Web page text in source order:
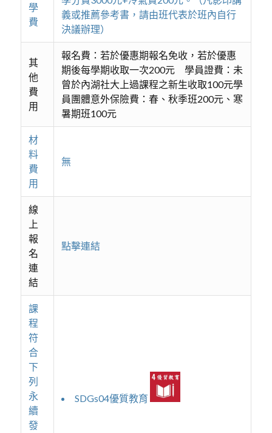
學
費
義或推薦參考書，請由班代表於班內自行
決議辦理）
其
他
費
用
報名費：若於優惠期報名免收，若於優惠
期後每學期收取一次200元 學員證費：未
曾於內湖社大上過課程之新生收取100元學
員團體意外保險費：春、秋季班200元、寒
暑期班100元
材
料
費
用
無
線
上
報
名
連
結
點擊連結
課
程
符
合
下
列
永
續
發
SDGs04優質教育